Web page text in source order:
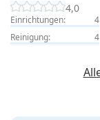
4,0
Einrichtungen: 4
Reinigung:
4